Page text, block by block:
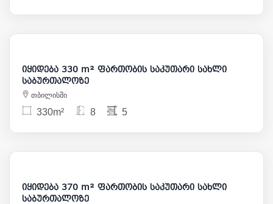
620 000
იყიდება 330 m² ფართობის საკუთარი სახლი
საბურთალოზე
თბილისში
330m² 8 5
1 400 000
იყიდება 370 m² ფართობის საკუთარი სახლი
საბურთალოზე